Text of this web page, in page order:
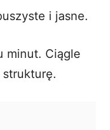
i jasne.
minut. Ciągle